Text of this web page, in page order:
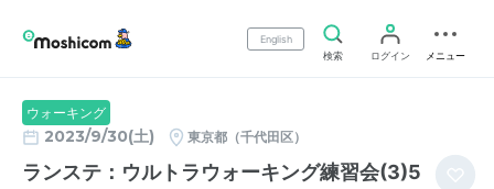
English
検索
ログイン メニュー
ウォーキング
2023/9/30(土) 東京都（千代田区）
ランステ：ウルトラウォーキング練習会(3)5